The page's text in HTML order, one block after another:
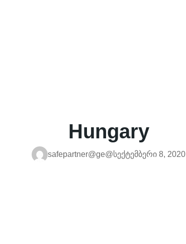
Hungary
safepartner@ge@სექტემბერი 8, 2020